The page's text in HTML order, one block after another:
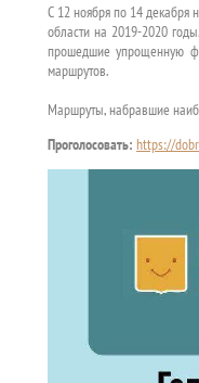
С 12 ноября по 14 декабря
области на 2019-2020
прошедшие упрощенную
маршрутов.
Маршруты, набравшие
Проголосовать: https://